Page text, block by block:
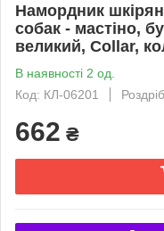
Намордник
собак - мастіно,
великий, Collar,
В наявності 2 од.
Код: КЛ-06201
Роздріб
662 ₴